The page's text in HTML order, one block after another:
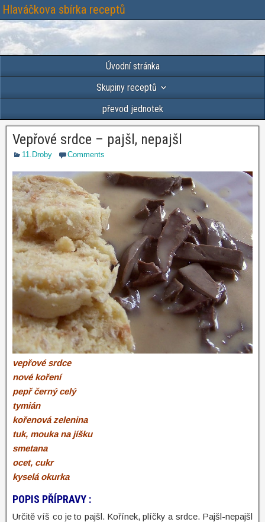
Hlaváčkova sbírka receptů
Úvodní stránka
Skupiny receptů
převod jednotek
Vepřové srdce – pajšl, nepajšl
11.Droby Comments
vepřové srdce
nové koření
pepř černý celý
tymián
kořenová zelenina
tuk, mouka na jíšku
smetana
ocet, cukr
kyselá okurka
POPIS PŘÍPRAVY :
Určitě víš co je to pajšl. Kořínek, plíčky a srdce. Pajšl-nepajšl